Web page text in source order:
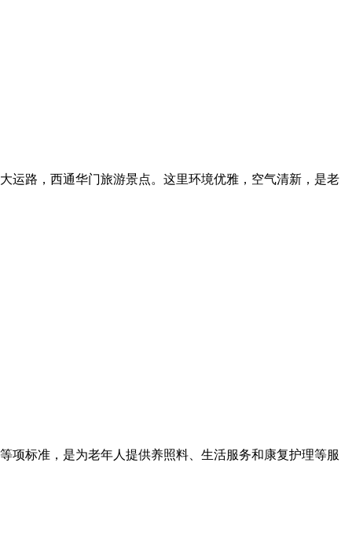
运路，西通华门旅游景点。这里环境优雅，空气清新，是老
项标准，是为老年人提供养照料、生活服务和康复护理等服